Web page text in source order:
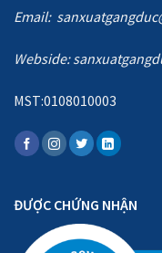
Email:
Webside:
MST:0108010003
ĐƯỢC CHỨNG NHẬN